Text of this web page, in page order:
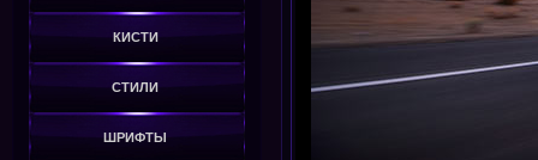
КИСТИ
СТИЛИ
ШРИФТЫ